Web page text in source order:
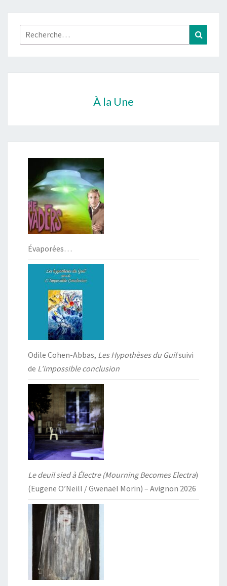
Rechercher :
À la Une
Évaporées…
Odile Cohen-Abbas, Les Hypothèses du Guilsuivi
de L’impossible conclusion
Le deuil sied à Électre (Mourning Becomes Electra)
(Eugene O’Neill / Gwenaël Morin) – Avignon 2026